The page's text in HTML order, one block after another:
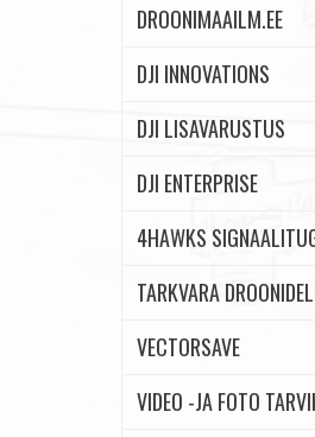
DROONIMAAILM.EE
DJI INNOVATIONS
DJI LISAVARUSTUS
DJI ENTERPRISE
4HAWKS
TARKVARA
VECTORSAVE
VIDEO -JA FOTO